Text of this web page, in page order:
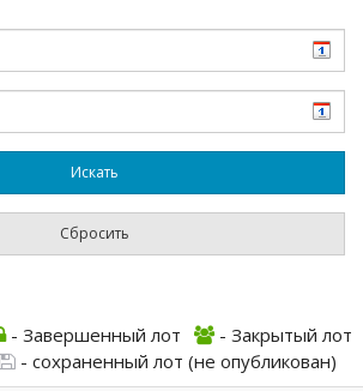
- Завершенный лот
- Закрытый лот
- сохраненный лот (не опубликован)